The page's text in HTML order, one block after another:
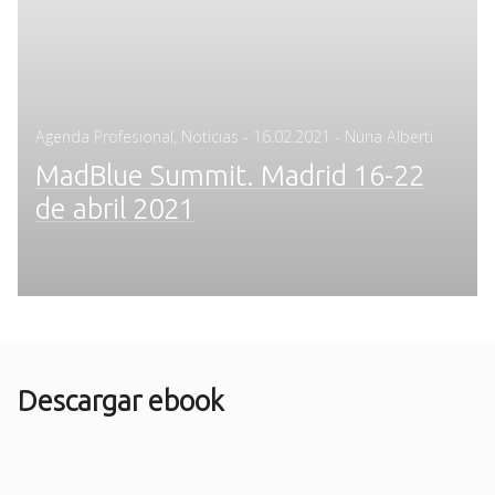
Agenda Profesional Noticias - Posted
16.02.2021 - Nuria Alberti
MadBlue Summit. Madrid 16-22
de abril 2021
Descargar ebook